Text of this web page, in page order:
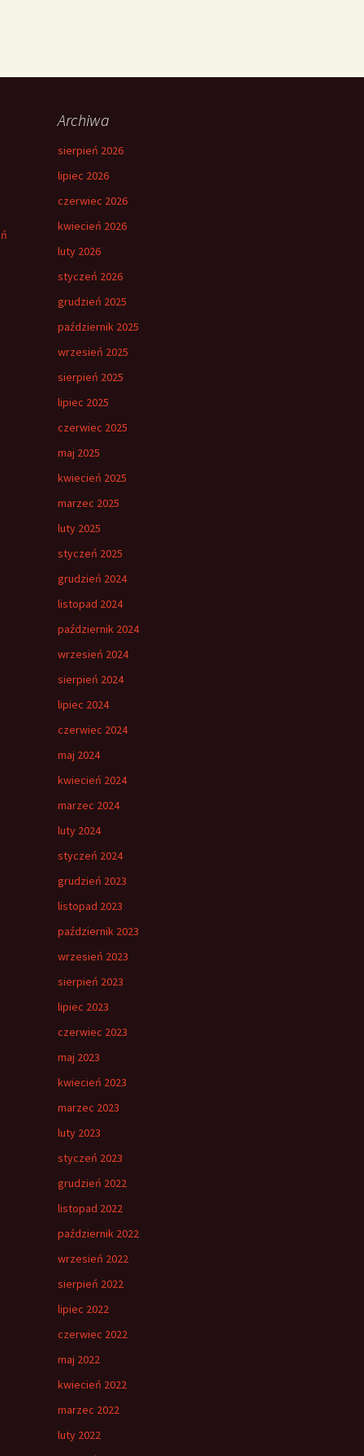
Archiwa
sierpień 2026
lipiec 2026
czerwiec 2026
kwiecień 2026
luty 2026
styczeń 2026
grudzień 2025
październik 2025
wrzesień 2025
sierpień 2025
lipiec 2025
czerwiec 2025
maj 2025
kwiecień 2025
marzec 2025
luty 2025
styczeń 2025
grudzień 2024
listopad 2024
październik 2024
wrzesień 2024
sierpień 2024
lipiec 2024
czerwiec 2024
maj 2024
kwiecień 2024
marzec 2024
luty 2024
styczeń 2024
grudzień 2023
listopad 2023
październik 2023
wrzesień 2023
sierpień 2023
lipiec 2023
czerwiec 2023
maj 2023
kwiecień 2023
marzec 2023
luty 2023
styczeń 2023
grudzień 2022
listopad 2022
październik 2022
wrzesień 2022
sierpień 2022
lipiec 2022
czerwiec 2022
maj 2022
kwiecień 2022
marzec 2022
luty 2022